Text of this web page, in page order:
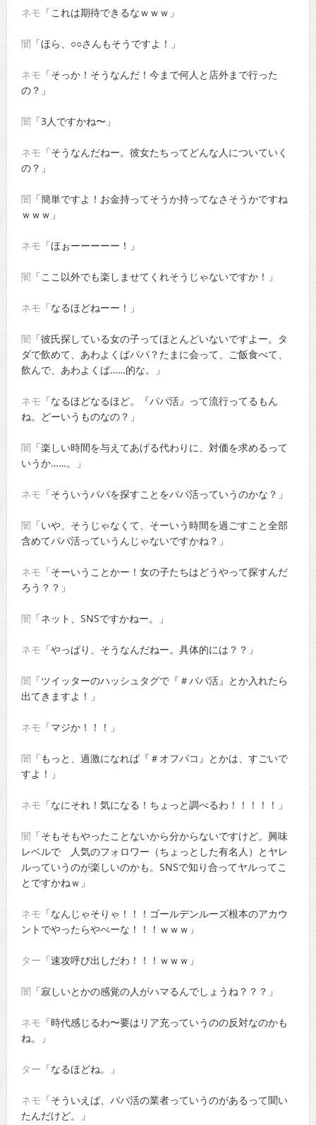
ネモ 「これは期待できるなｗｗｗ」
闇 「ほら、○○さんもそうですよ！」
ネモ 「そっか！そうなんだ！今まで何人と店外まで行った
の？」
闇 「3人ですかね〜」
ネモ 「そうなんだねー。彼女たちってどんな人についていく
の？」
闇 「簡単ですよ！お金持ってそうか持ってなさそうかですね
ｗｗｗ」
ネモ 「ほぉーーーーー！」
闇 「ここ以外でも楽しませてくれそうじゃないですか！」
ネモ 「なるほどねーー！」
闇 「彼氏探している女の子ってほとんどいないですよー。タ
ダで飲めて、あわよくばパパ？たまに会って、ご飯食べて、
飲んで、あわよくば……的な。」
ネモ 「なるほどなるほど。『パパ活』って流行ってるもん
ね。どーいうものなの？」
闇 「楽しい時間を与えてあげる代わりに、対価を求めるって
いうか……。」
ネモ 「そういうパパを探すことをパパ活っていうのかな？」
闇 「いや、そうじゃなくて、そーいう時間を過ごすこと全部
含めてパパ活っていうんじゃないですかね？」
ネモ 「そーいうことかー！女の子たちはどうやって探すんだ
ろう？？」
闇 「ネット、SNSですかねー。」
ネモ 「やっぱり、そうなんだねー。具体的には？？」
闇 「ツイッターのハッシュタグで『＃パパ活』とか入れたら
出てきますよ！」
ネモ 「マジか！！！」
闇 「もっと、過激になれば『＃オフパコ』とかは、すごいで
すよ！」
ネモ 「なにそれ！気になる！ちょっと調べるわ！！！！！」
闇 「そもそもやったことないから分からないですけど。興味
レベルで 人気のフォロワー（ちょっとした有名人）とヤレ
ルっていうのが楽しいのかも。SNSで知り合ってヤルってこ
とですかねｗ」
ネモ 「なんじゃそりゃ！！！ゴールデンルーズ根本のアカウ
ントでやったらやべーな！！！ｗｗｗ」
ター 「速攻呼び出しだわ！！！ｗｗｗ」
闇 「寂しいとかの感覚の人がハマるんでしょうね？？？」
ネモ 「時代感じるわ〜要はリア充っていうのの反対なのかも
ね。」
ター 「なるほどね。」
ネモ 「そういえば、パパ活の業者っていうのがあるって聞い
たんだけど。」